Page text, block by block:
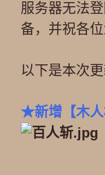
服务器无法
备，并祝各位
以下是本次
★新增 【木